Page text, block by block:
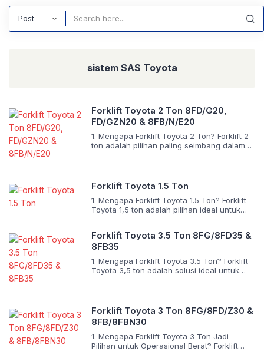
sistem SAS Toyota
Forklift Toyota 2 Ton 8FD/G20,
FD/GZN20 & 8FB/N/E20
1. Mengapa Forklift Toyota 2 Ton? Forklift 2
ton adalah pilihan paling seimbang dalam
modern. Dengan kapasitas 2.000 kg dan
pusat beban 500 mm, forklift ini ideal untuk:
Distribusi ritel Industri makanan & minuman
Manufaktur ringan Logistik perkotaan
Forklift Toyota 1.5 Ton
1. Mengapa Forklift Toyota 1.5 Ton? Forklift
Toyota 1,5 ton adalah pilihan ideal untuk
membutuhkan manuverabilitas tinggi dan
efisiensi energi. Dengan kapasitas 1.500 kg
dan pusat beban 500 mm, forklift ini mampu
menangani palet standar dengan presisi,
hemat ruang, dan hemat biaya operasional.
Forklift Toyota 3.5 Ton 8FG/8FD35 &
8FB35
1. Mengapa Forklift Toyota 3.5 Ton? Forklift
Toyota 3,5 ton adalah solusi ideal untuk
kapasitas 3.500 kg dan pusat beban
standar 500 mm, forklift ini mampu
menangani muatan ekstrem seperti drum
baja, mesin berat, palet ganda, atau
kontainer ringan. Toyota […]
Forklift Toyota 3 Ton 8FG/8FD/Z30 &
8FB/8FBN30
1. Mengapa Forklift Toyota 3 Ton Jadi
Pilihan untuk Operasional Berat? Forklift